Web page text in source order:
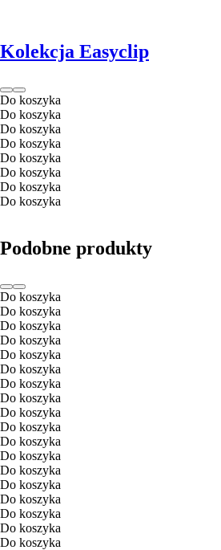
Kolekcja Easyclip
Do koszyka
Do koszyka
Do koszyka
Do koszyka
Do koszyka
Do koszyka
Do koszyka
Do koszyka
Podobne produkty
Do koszyka
Do koszyka
Do koszyka
Do koszyka
Do koszyka
Do koszyka
Do koszyka
Do koszyka
Do koszyka
Do koszyka
Do koszyka
Do koszyka
Do koszyka
Do koszyka
Do koszyka
Do koszyka
Do koszyka
Do koszyka